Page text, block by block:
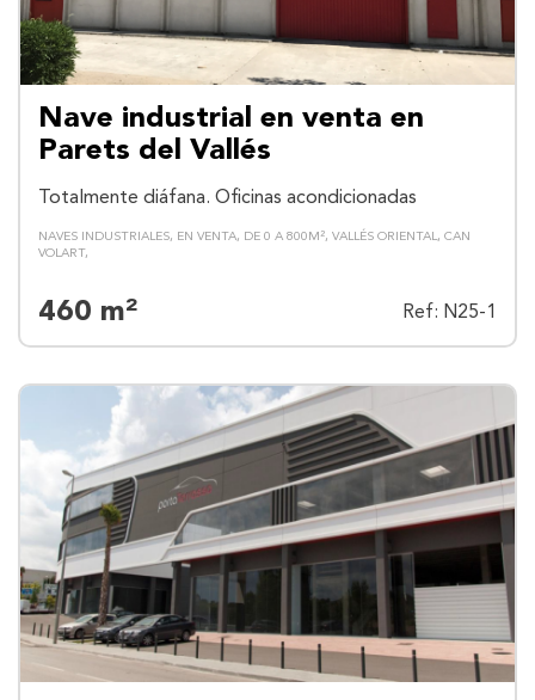
Nave industrial en venta en
Parets del Vallés
Totalmente diáfana. Oficinas acondicionadas
NAVES INDUSTRIALES EN VENTA DE 0 A 800M² VALLÉS ORIENTAL CAN
VOLART
460 m² Ref: N25-1